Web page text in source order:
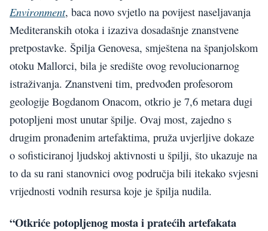
Environment, baca novo svjetlo na povijest naseljavanja
Mediteranskih otoka i izaziva dosadašnje znanstvene
pretpostavke. Špilja Genovesa, smještena na španjolskom
otoku Mallorci, bila je središte ovog revolucionarnog
istraživanja. Znanstveni tim, predvođen profesorom
geologije Bogdanom Onacom, otkrio je 7,6 metara dugi
potopljeni most unutar špilje. Ovaj most, zajedno s
drugim pronađenim artefaktima, pruža uvjerljive dokaze
o sofisticiranoj ljudskoj aktivnosti u špilji, što ukazuje na
to da su rani stanovnici ovog područja bili itekako svjesni
vrijednosti vodnih resursa koje je špilja nudila.
“Otkriće potopljenog mosta i pratećih artefakata